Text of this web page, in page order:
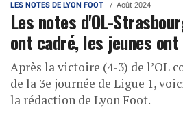
LES NOTES DE LYON FOOT Août 2024
Les notes d'OL-
ont cadré, les jeunes
Après la victoire (4-3) de l’OL
de la 3e journée de Ligue 1,
la rédaction de Lyon Foot.